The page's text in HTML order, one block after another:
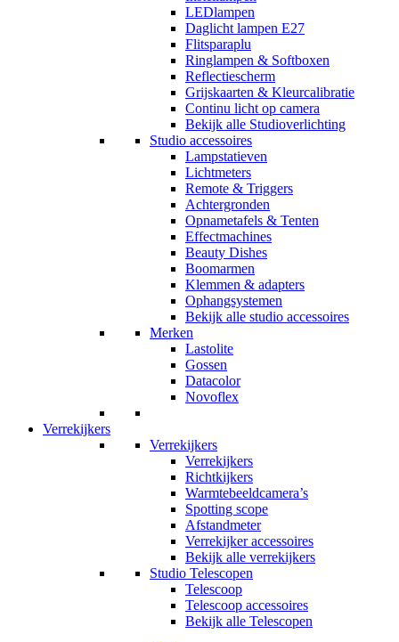
LEDlampen
Daglicht lampen E27
Flitsparaplu
Ringlampen & Softboxen
Reflectiescherm
Grijskaarten & Kleurcalibratie
Continu licht op camera
Bekijk alle Studioverlichting
Studio accessoires
Lampstatieven
Lichtmeters
Remote & Triggers
Achtergronden
Opnametafels & Tenten
Effectmachines
Beauty Dishes
Boomarmen
Klemmen & adapters
Ophangsystemen
Bekijk alle studio accessoires
Merken
Lastolite
Gossen
Datacolor
Novoflex
Verrekijkers
Verrekijkers
Verrekijkers
Richtkijkers
Warmtebeeldcamera’s
Spotting scope
Afstandmeter
Verrekijker accessoires
Bekijk alle verrekijkers
Studio Telescopen
Telescoop
Telescoop accessoires
Bekijk alle Telescopen